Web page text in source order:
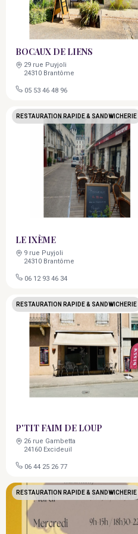
BOCAUX DE LIENS
29 rue Puyjoli
24310 Brantôme
05 53 46 48 96
LE IXÈME
9 rue Puyjoli
24310 Brantôme
06 12 93 46 34
RESTAURATION RAPIDE & SANDWICHERIE
P'TIT FAIM DE LOUP
26 rue Gambetta
24160 Excideuil
06 44 25 26 77
RESTAURATION RAPIDE & SANDWICHERIE
RESTAURATION RAPIDE & SANDWICHERIE